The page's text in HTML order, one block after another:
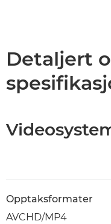
Detaljert
Opptaksformater
AVCHD/MP4